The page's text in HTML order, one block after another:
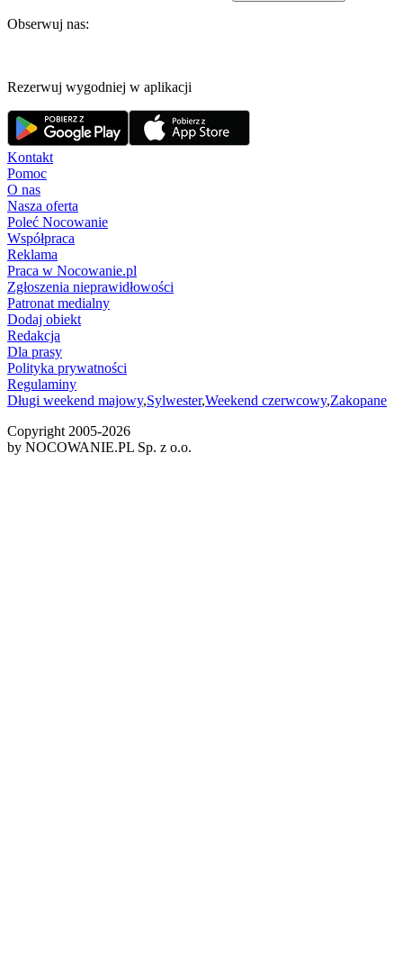
Obserwuj nas:
Rezerwuj wygodniej w aplikacji
Kontakt
Pomoc
O nas
Nasza oferta
Poleć Nocowanie
Współpraca
Reklama
Praca w Nocowanie.pl
Zgłoszenia nieprawidłowości
Patronat medialny
Dodaj obiekt
Redakcja
Dla prasy
Polityka prywatności
Regulaminy
Długi weekend majowy,Sylwester,Weekend czerwcowy,Zakopane
Copyright 2005-2026
by NOCOWANIE.PL Sp. z o.o.